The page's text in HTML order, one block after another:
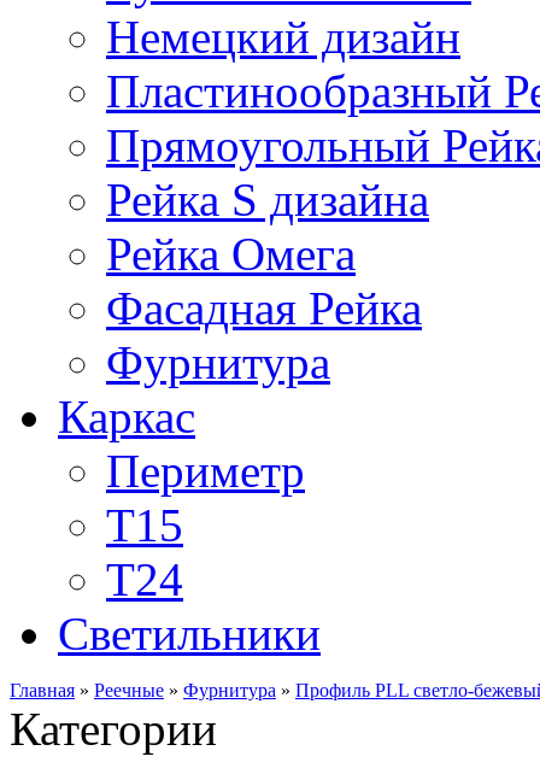
Немецкий дизайн
Пластинообразный
Прямоугольный
Рейка S дизайна
Рейка Омега
Фасадная Рейка
Фурнитура
Каркас
Периметр
Т15
Т24
Светильники
Главная » Реечные » Фурнитура » Профиль PLL светло-
Категории